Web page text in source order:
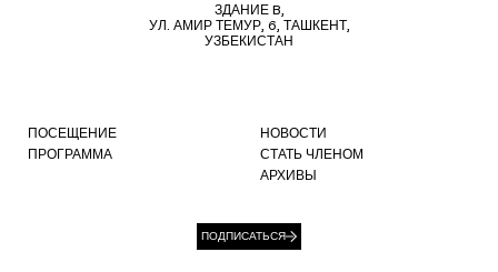
ЗДАНИЕ B,
УЛ. АМИР ТЕМУР, 6, ТАШКЕНТ,
УЗБЕКИСТАН
ПОСЕЩЕНИЕ
ПРОГРАММА
НОВОСТИ
СТАТЬ ЧЛЕНОМ
АРХИВЫ
ПОДПИСАТЬСЯ